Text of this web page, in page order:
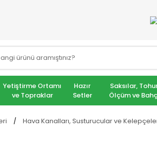
Yetiştirme Ortamı
ve Topraklar
Hazır
Setler
Saksılar,
Ölçüm ve
Hava Kanalları, Susturucular ve